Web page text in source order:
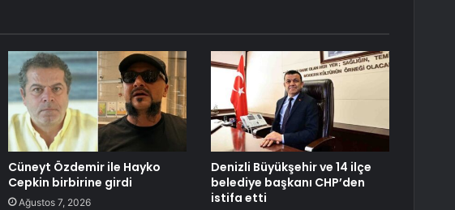
Cüneyt Özdemir ile Hayko
Cepkin birbirine girdi
Ağustos 7, 2026
Denizli Büyükşehir ve 14 ilçe
belediye başkanı CHP’den
istifa etti